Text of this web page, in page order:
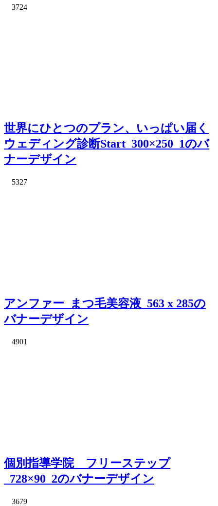
3724
世界にひとつのプラン、いっぱい届く
ウェディング診断Start_300×250_1のバ
ナーデザイン
5327
アンファー_まつ毛美容液_563 x 285の
バナーデザイン
4901
個別指導学院 フリーステップ
_728×90_2のバナーデザイン
3679